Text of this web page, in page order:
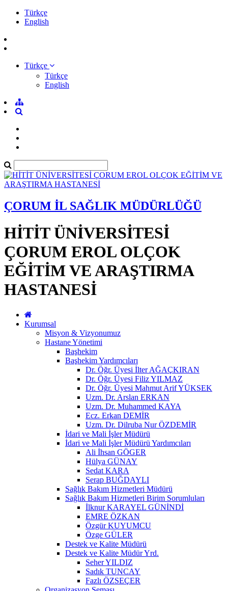
Türkçe
English
Türkçe
Türkçe
English
ÇORUM İL SAĞLIK MÜDÜRLÜĞÜ
HİTİT ÜNİVERSİTESİ
ÇORUM EROL OLÇOK
EĞİTİM VE ARAŞTIRMA
HASTANESİ
Kurumsal
Misyon & Vizyonumuz
Hastane Yönetimi
Başhekim
Başhekim Yardımcıları
Dr. Öğr. Üyesi İlter AĞAÇKIRAN
Dr. Öğr. Üyesi Filiz YILMAZ
Dr. Öğr. Üyesi Mahmut Arif YÜKSEK
Uzm. Dr. Arslan ERKAN
Uzm. Dr. Muhammed KAYA
Ecz. Erkan DEMİR
Uzm. Dr. Dilruba Nur ÖZDEMİR
İdari ve Mali İşler Müdürü
İdari ve Mali İşler Müdürü Yardımcıları
Ali İhsan GÖGER
Hülya GÜNAY
Sedat KARA
Serap BUĞDAYLI
Sağlık Bakım Hizmetleri Müdürü
Sağlık Bakım Hizmetleri Birim Sorumluları
İlknur KARAYEL GÜNİNDİ
EMRE ÖZKAN
Özgür KUYUMCU
Özge GÜLER
Destek ve Kalite Müdürü
Destek ve Kalite Müdür Yrd.
Seher YILDIZ
Sadık TUNCAY
Fazlı ÖZSEÇER